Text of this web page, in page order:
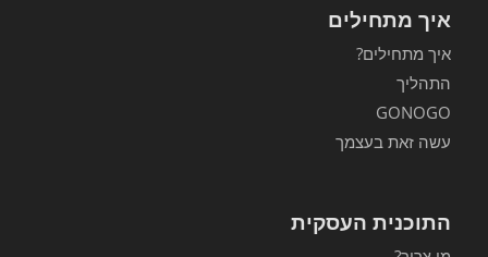
איך מתחילים
איך מתחילים?
התהליך
GONOGO
עשה זאת בעצמך
התוכנית העסקית